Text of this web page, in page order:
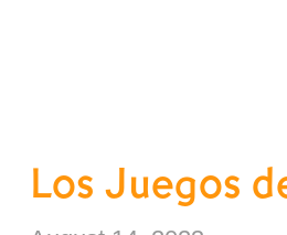
Los Juegos